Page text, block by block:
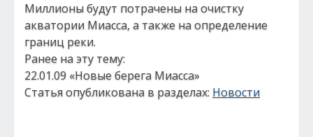
Миллионы будут потрачены на очистку
акватории Миасса, а также на определение
границ реки.
Ранее на эту тему:
22.01.09 «Новые берега Миасса»
Статья опубликована в разделах: Новости